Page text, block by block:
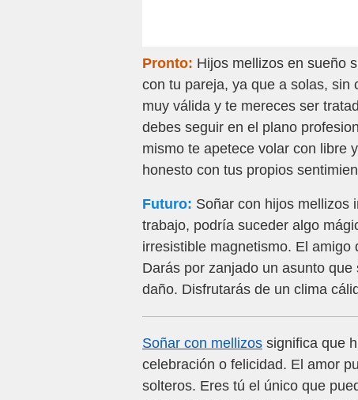
Pronto: Hijos mellizos en sueño
con tu pareja, ya que a solas, sin
muy válida y te mereces ser
debes seguir en el plano
mismo te apetece volar con libre
honesto con tus propios
Futuro: Soñar con hijos mellizos
trabajo, podría suceder algo
irresistible magnetismo. El
Darás por zanjado un asunto
daño. Disfrutarás de un clima
Soñar con mellizos significa que
celebración o felicidad. El amor
solteros. Eres tú el único que